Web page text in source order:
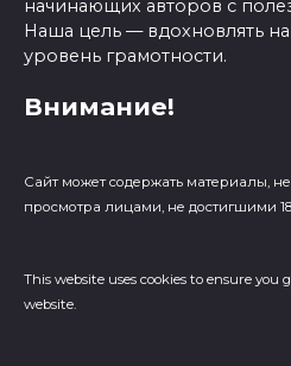
начинающих авторов с
Наша цель — вдохновлять
уровень грамотности.
Внимание!
Сайт может содержать материалы,
просмотра лицами, не достигшими
This website uses cookies to ensure you
website.